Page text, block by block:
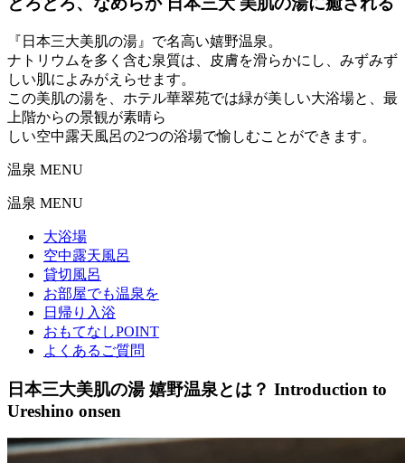
『日本三大美肌の湯』で名高い嬉野温泉。
ナトリウムを多く含む泉質は、皮膚を滑らかにし、みずみず
しい肌によみがえらせます。
この美肌の湯を、ホテル華翠苑では緑が美しい大浴場と、最
上階からの景観が素晴ら
しい空中露天風呂の2つの浴場で愉しむことができます。
温泉 MENU
温泉 MENU
大浴場
空中露天風呂
貸切風呂
お部屋でも温泉を
日帰り入浴
おもてなしPOINT
よくあるご質問
日本三大美肌の湯 嬉野温泉とは？ Introduction to
Ureshino onsen